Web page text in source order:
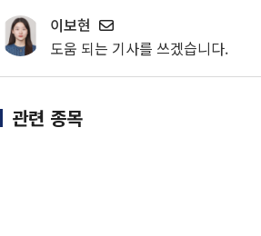
이보현
도움 되는 기사를 쓰겠습니다.
관련 종목